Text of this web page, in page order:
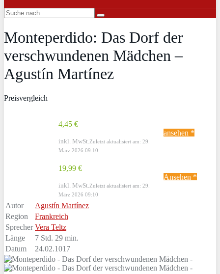
Monteperdido: Das Dorf der
verschwundenen Mädchen –
Agustín Martínez
Preisvergleich
4,45 €
inkl. MwSt. Zuletzt aktualisiert am: 29.
März 2026 09:10
ansehen *
19,99 €
inkl. MwSt. Zuletzt aktualisiert am: 29.
März 2026 09:10
Ansehen *
Autor
Agustín Martínez
Region
Frankreich
Sprecher Vera Teltz
Länge
7 Std. 29 min.
Datum
24.02.1017